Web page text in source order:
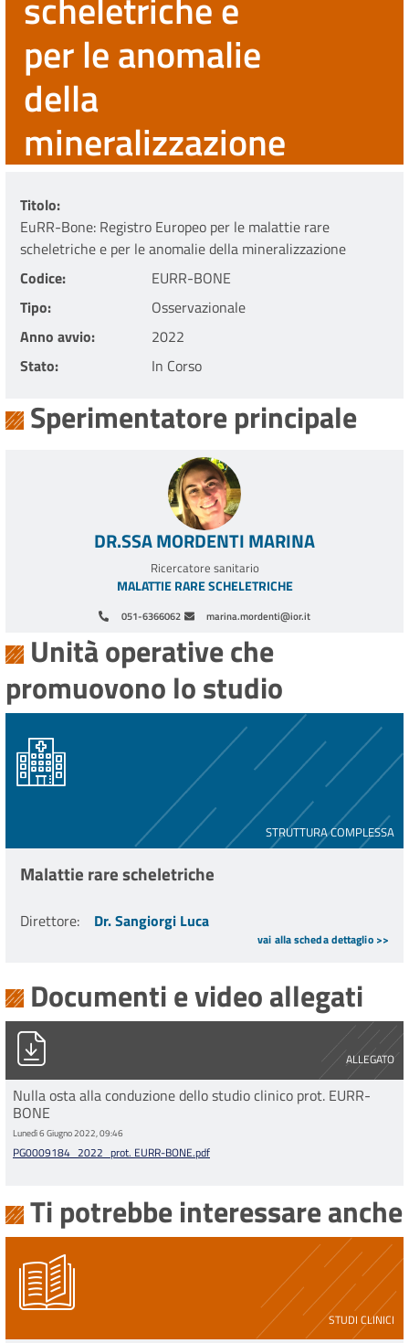
per le anomalie
della
mineralizzazione
Titolo
EuRR-Bone: Registro Europeo per le malattie rare
scheletriche e per le anomalie della mineralizzazione
Codice
EURR-BONE
Tipo
Osservazionale
Anno avvio
2022
Stato
In Corso
Sperimentatore principale
051-6366062 marina.mordenti@ior.it
DR.SSA MORDENTI MARINA
Ricercatore sanitario
MALATTIE RARE SCHELETRICHE
Unità operative che
promuovono lo studio
STRUTTURA COMPLESSA
Malattie rare scheletriche
Direttore: Dr. Sangiorgi Luca
vai alla scheda dettaglio >>
Documenti e video allegati
ALLEGATO
PG0009184_2022_prot. EURR-BONE.pdf
Nulla osta alla conduzione dello studio clinico prot. EURR-
BONE
Lunedì 6 Giugno 2022, 09:46
PG0009184_2022_prot. EURR-BONE.pdf
Ti potrebbe interessare anche
STUDI CLINICI